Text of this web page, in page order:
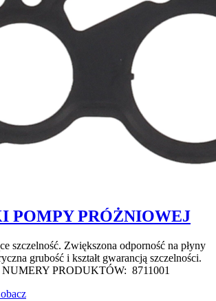
POMPY PRÓŻNIOWEJ
szczelność. Zwiększona odporność na płyny
grubość i kształt gwarancją szczelności.
PRODUKTÓW: 8711001